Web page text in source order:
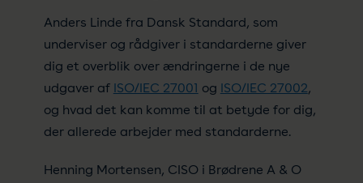
Anders Linde fra Dansk Standard, som
underviser og rådgiver i standarderne giver
dig et overblik over ændringerne i de nye
udgaver af ISO/IEC 27001 og ISO/IEC 27002,
og hvad det kan komme til at betyde for dig,
der allerede arbejder med standarderne.
Henning Mortensen, CISO i Brødrene A & O